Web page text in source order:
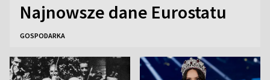
Najnowsze dane Eurostatu
GOSPODARKA